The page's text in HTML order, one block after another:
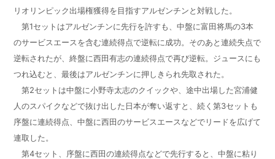
リオリンピック出場権獲得を目指すアルゼンチンと対戦した。
第1セットはアルゼンチンに先行を許すも、中盤に富田将馬の3本
のサービスエースを含む連続得点で逆転に成功。そのあと連続失点で
逆転されたが、終盤に西田有志の連続得点で再び逆転。ジュースにも
つれ込むと、最後はアルゼンチンに押しきられ先取された。
第2セットは中盤に小野寺太志のクイックや、途中出場した宮浦健
人のスパイクなどで抜け出した日本が奪い返すと、続く第3セットも
序盤に連続得点、中盤に西田のサービスエースなどでリードを広げて
連取した。
第4セット、序盤に西田の連続得点などで先行すると、中盤に粘り